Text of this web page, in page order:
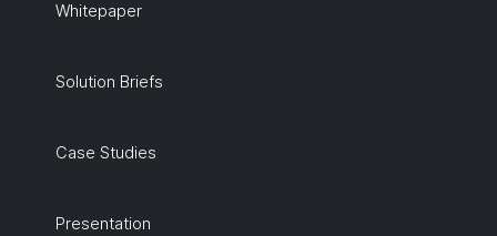
Whitepaper
Solution Briefs
Case Studies
Presentation